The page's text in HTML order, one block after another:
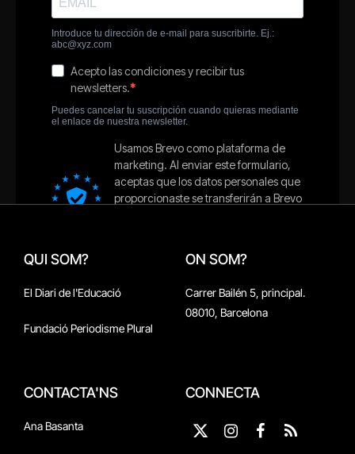
QUI SOM?
El Diari de l'Educació
Fundació Periodisme Plural
ON SOM?
Carrer Bailén 5, principal.
08010, Barcelona
CONTACTA'NS
Ana Basanta
CONNECTA
X
InstagramFacebook
RSS